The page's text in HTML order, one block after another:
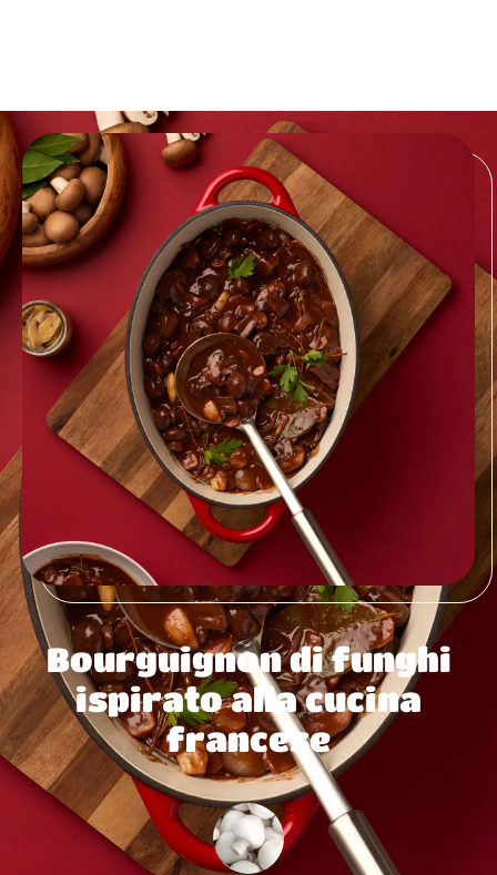
Bourguignon di funghi
ispirato alla cucina
francese